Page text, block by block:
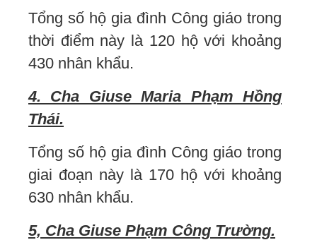
Tổng số hộ gia đình Công giáo trong
thời điểm này là 120 hộ với khoảng
430 nhân khẩu.
4. Cha Giuse Maria Phạm Hồng
Thái.
Tổng số hộ gia đình Công giáo trong
giai đoạn này là 170 hộ với khoảng
630 nhân khẩu.
5, Cha Giuse Phạm Công Trường.